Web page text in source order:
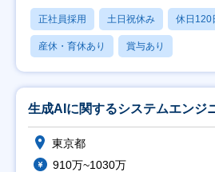
正社員採用 土日祝休み 休日120
産休・育休あり 賞与あり
生成AIに関するシステムエンジ
東京都
910万~1030万